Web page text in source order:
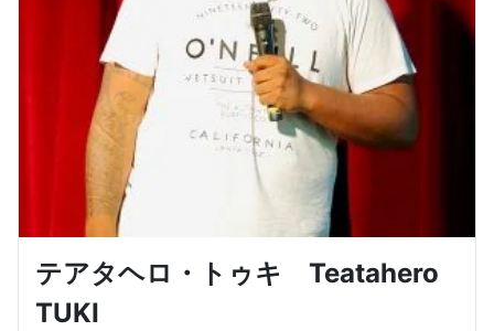
テアタヘロ・トゥキ Teatahero
TUKI